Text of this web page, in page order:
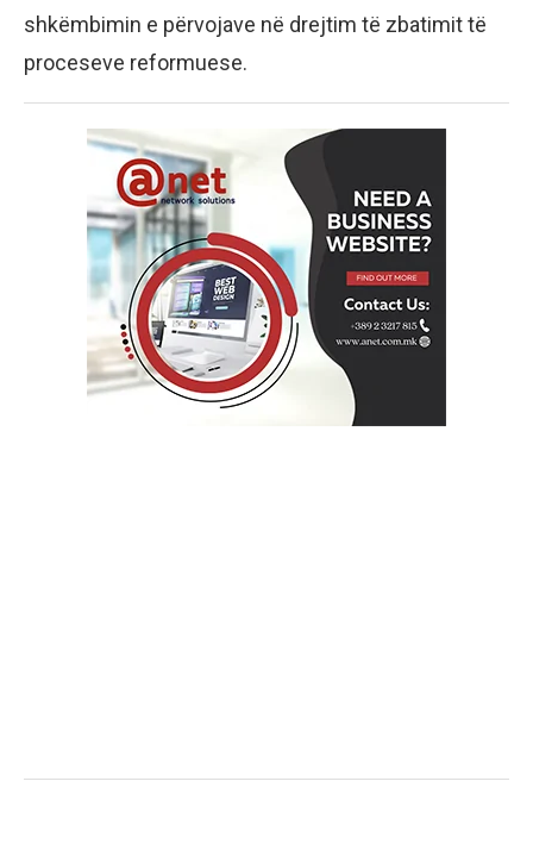
shkëmbimin e përvojave në drejtim të zbatimit të
proceseve reformuese.